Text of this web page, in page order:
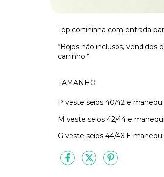
Top cortininha com entrada
*Bojos não inclusos, vendidos
carrinho.*
TAMANHO
P veste seios 40/42 e
M veste seios 42/44 e
G veste seios 44/46 E